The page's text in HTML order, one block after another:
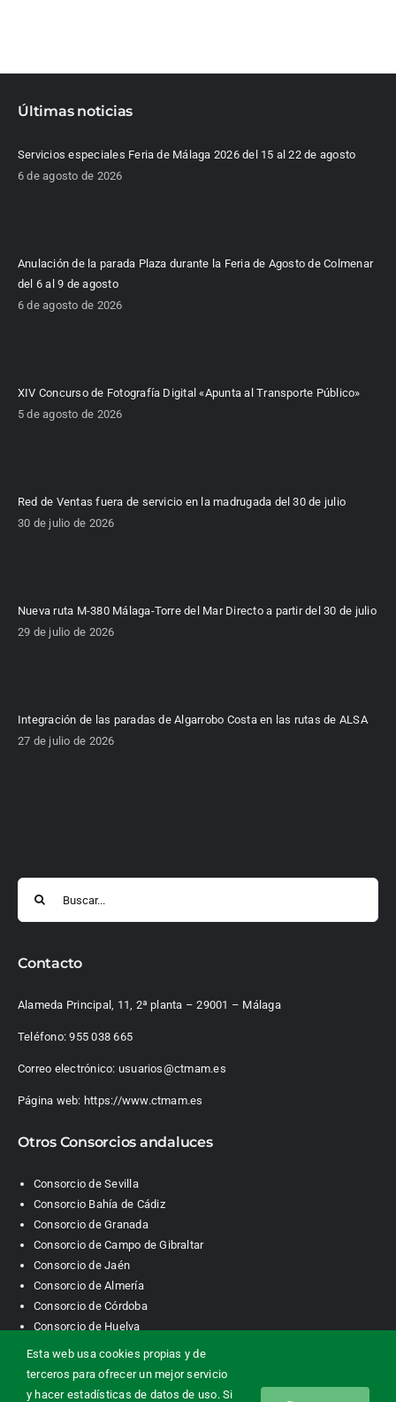
Últimas noticias
Servicios especiales Feria de Málaga 2026 del 15 al 22 de agosto
6 de agosto de 2026
Anulación de la parada Plaza durante la Feria de Agosto de Colmenar
del 6 al 9 de agosto
6 de agosto de 2026
XIV Concurso de Fotografía Digital «Apunta al Transporte Público»
5 de agosto de 2026
Red de Ventas fuera de servicio en la madrugada del 30 de julio
30 de julio de 2026
Nueva ruta M-380 Málaga-Torre del Mar Directo a partir del 30 de julio
29 de julio de 2026
Integración de las paradas de Algarrobo Costa en las rutas de ALSA
27 de julio de 2026
Contacto
Alameda Principal, 11, 2ª planta – 29001 – Málaga
Teléfono:955 038 665
Correo electrónico: usuarios@ctmam.es
Página web: https://www.ctmam.es
Otros Consorcios andaluces
Consorcio de Sevilla
Consorcio Bahía de Cádiz
Consorcio de Granada
Consorcio de Campo de Gibraltar
Consorcio de Jaén
Consorcio de Almería
Consorcio de Córdoba
Consorcio de Huelva
Consorcio de Transporte Metropolitano. Área de Málaga |
Esta web usa cookies propias y de
terceros para ofrecer un mejor servicio
y hacer estadísticas de datos de uso. Si